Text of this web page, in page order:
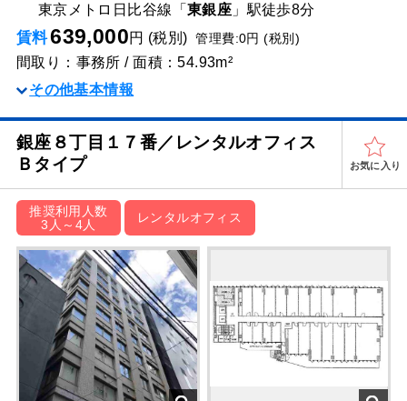
東京メトロ日比谷線「 東銀座 」駅徒歩8分
賃料639,000円 (税別)管理費:0円 (税別)
間取り：事務所 / 面積：54.93m²
その他基本情報
銀座８丁目１７番／レンタルオフィス
Ｂタイプ
お気に入り
推奨利用人数
3人～4人
レンタルオフィス